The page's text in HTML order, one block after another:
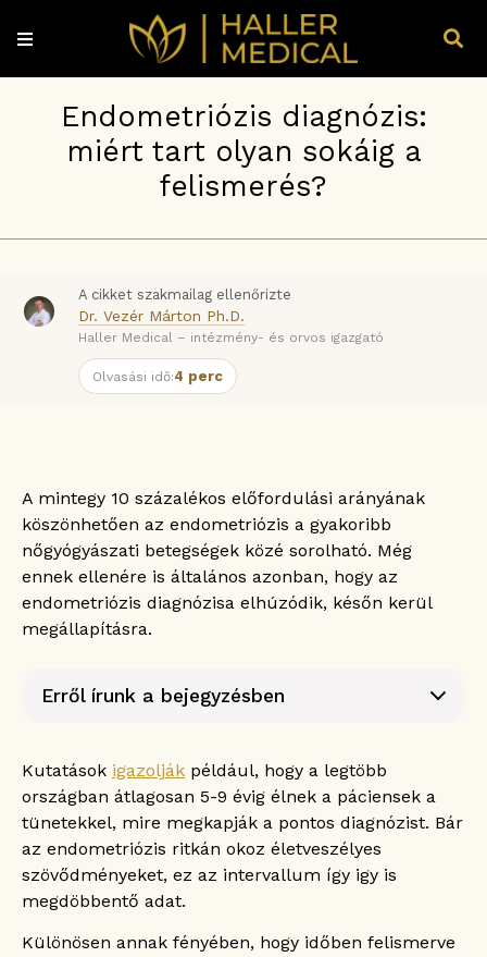
Endometriózis diagnózis:
miért tart olyan sokáig a
felismerés?
A cikket szakmailag ellenőrizte
Dr. Vezér Márton Ph.D.
Haller Medical – intézmény- és orvos igazgató
Olvasási idő:4 perc
A mintegy 10 százalékos előfordulási arányának
köszönhetően az endometriózis a gyakoribb
nőgyógyászati betegségek közé sorolható. Még
ennek ellenére is általános azonban, hogy az
endometriózis diagnózisa elhúzódik, későn kerül
megállapításra.
Erről írunk a bejegyzésben
A tünetek alapján senki sem gondol
komolyabb problémára
Más betegségekkel is könnyen összekeverhető
Sok esetben halogatják a laparoszkópiát
Kutatások igazolják, hogy a nők fájdalmait
gyakran alábecsülik
Kutatások igazolják például, hogy a legtöbb
országban átlagosan 5-9 évig élnek a páciensek a
tünetekkel, mire megkapják a pontos diagnózist. Bár
az endometriózis ritkán okoz életveszélyes
szövődményeket, ez az intervallum így igy is
megdöbbentő adat.
Különösen annak fényében, hogy időben felismerve